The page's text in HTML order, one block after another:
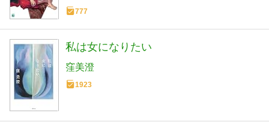
777
私は女になりたい
窪美澄
1923